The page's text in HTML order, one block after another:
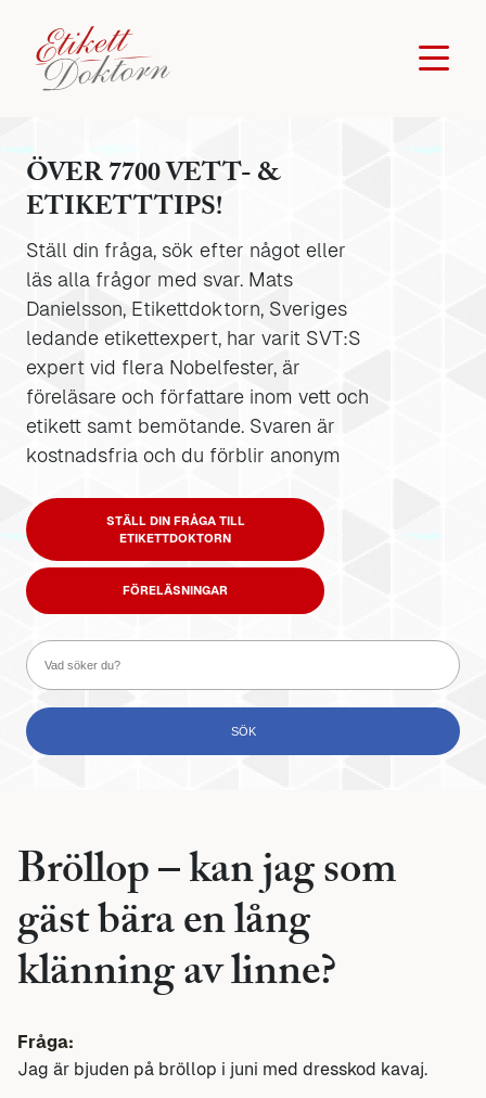
ÖVER 7700 VETT- &
ETIKETTTIPS!
Ställ din fråga, sök efter något eller
läs alla frågor med svar. Mats
Danielsson, Etikettdoktorn, Sveriges
ledande etikettexpert, har varit SVT:S
expert vid flera Nobelfester, är
föreläsare och författare inom vett och
etikett samt bemötande. Svaren är
kostnadsfria och du förblir anonym
STÄLL DIN FRÅGA TILL
ETIKETTDOKTORN
FÖRELÄSNINGAR
Bröllop – kan jag som
gäst bära en lång
klänning av linne?
Fråga:
Jag är bjuden på bröllop i juni med dresskod kavaj.